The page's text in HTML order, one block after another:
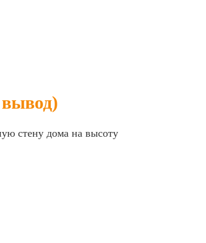
стену дома на высоту